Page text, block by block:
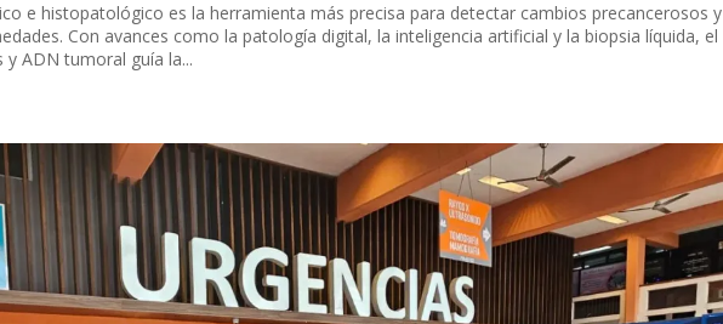
e histopatológico es la herramienta más precisa para detectar cambios precancerosos y
Con avances como la patología digital, la inteligencia artificial y la biopsia líquida, el
y ADN tumoral guía la...